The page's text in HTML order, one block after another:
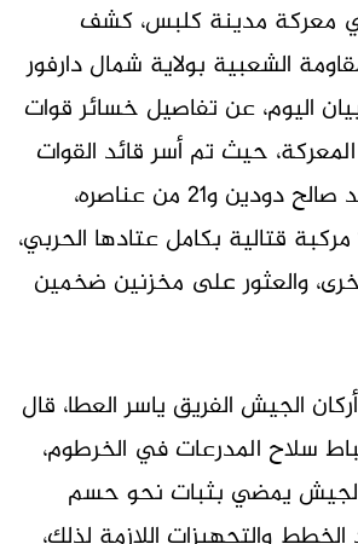
معركة مدينة كلبس، كشف
الشعبية بولاية شمال دارفور
اليوم، عن تفاصيل خسائر قوات
حيث تم أسر قائد القوات
في المحلية العميد صالح دودين و21 من عناصره،
والاستيلاء على 15 مركبة قتالية بكامل عتادها الحربي،
مركبة أخرى، والعثور على مخزنين ضخمين
الجيش الفريق ياسر العطا، قال
سلاح المدرعات في الخرطوم،
الجيش يمضي بثبات نحو حسم